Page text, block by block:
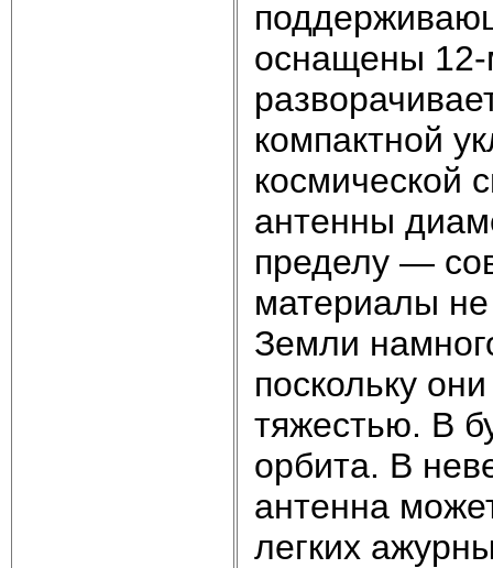
оснащены 12-
компактной
космической
антенны
пределу —
материалы не
Земли
поскольку
тяжестью. В
орбита. В
антенна
легких